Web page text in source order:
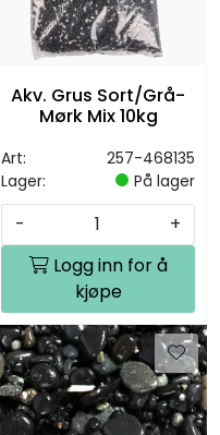
Akv. Grus Sort/Grå-
Mørk Mix 10kg
Art:
257-468135
Lager:
På lager
-
+
Logg inn for å
kjøpe